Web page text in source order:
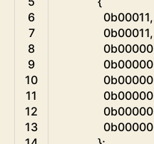
6
7
8
9
10
11
12
13
0b00011,
0b00011,
0b00000
0b00000
0b00000
0b00000
0b00000
0b00000